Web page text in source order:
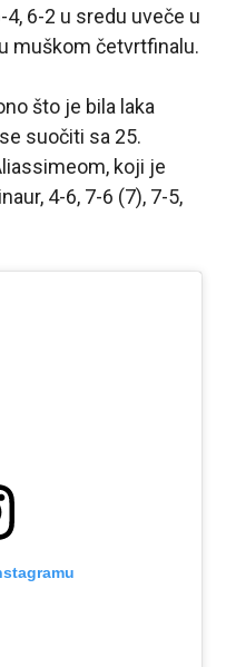
6-2 u sredu uveče u
muškom četvrtfinalu.
što je bila laka
suočiti sa 25.
koji je
4-6, 7-6 (7), 7-5,